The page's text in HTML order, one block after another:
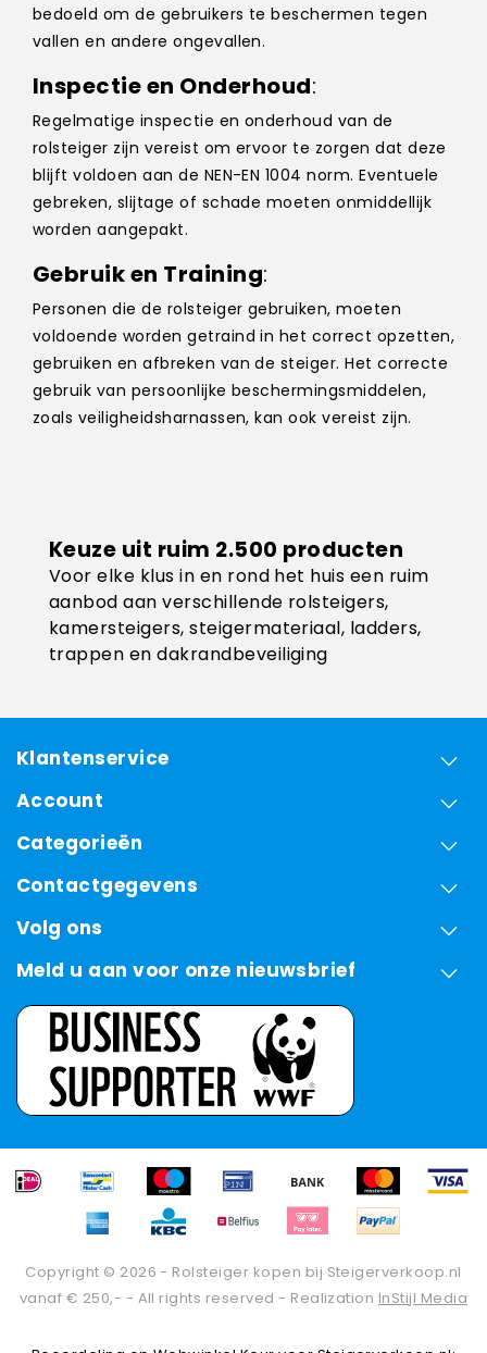
bedoeld om de gebruikers te beschermen tegen
vallen en andere ongevallen.
Inspectie en Onderhoud:
Regelmatige inspectie en onderhoud van de
rolsteiger zijn vereist om ervoor te zorgen dat deze
blijft voldoen aan de NEN-EN 1004 norm. Eventuele
gebreken, slijtage of schade moeten onmiddellijk
worden aangepakt.
Gebruik en Training:
Personen die de rolsteiger gebruiken, moeten
voldoende worden getraind in het correct opzetten,
gebruiken en afbreken van de steiger. Het correcte
gebruik van persoonlijke beschermingsmiddelen,
zoals veiligheidsharnassen, kan ook vereist zijn.
Keuze uit ruim 2.500 producten
Voor elke klus in en rond het huis een ruim
aanbod aan verschillende rolsteigers,
kamersteigers, steigermateriaal, ladders,
trappen en dakrandbeveiliging
Klantenservice
Account
Categorieën
Contactgegevens
Volg ons
Meld u aan voor onze nieuwsbrief
Copyright © 2026 - Rolsteiger kopen bij Steigerverkoop.nl
vanaf € 250,- - All rights reserved - Realization InStijl Media